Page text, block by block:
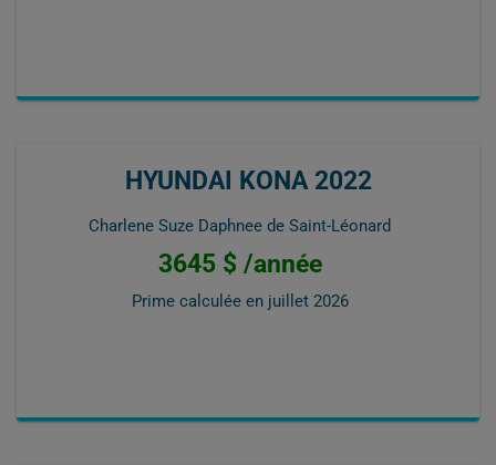
HYUNDAI KONA 2022
Charlene Suze Daphnee de Saint-Léonard
3645 $ /année
Prime calculée en juillet 2026